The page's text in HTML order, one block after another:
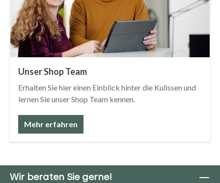
Spezialist für moderne Arbeitswelten - an 3 Standorten
zuhause - 40+ Mitarbeiter
Mehr erfahren